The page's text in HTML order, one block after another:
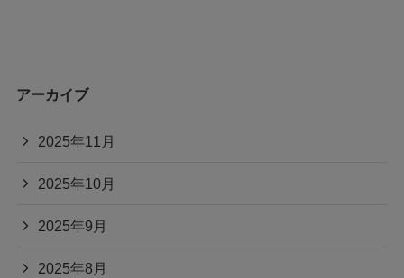
アーカイブ
2025年11月
2025年10月
2025年9月
2025年8月